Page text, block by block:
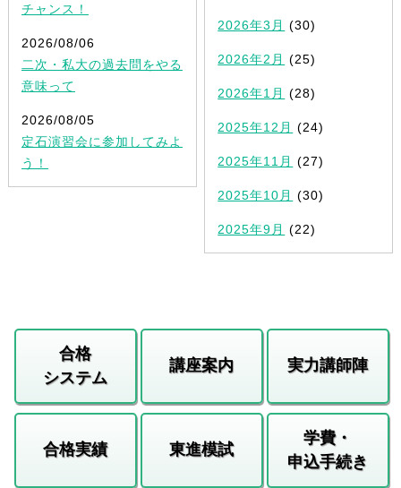
チャンス！
2026/08/06
二次・私大の過去問をやる
意味って
2026/08/05
定石演習会に参加してみよ
う！
2026年3月 (30)
2026年2月 (25)
2026年1月 (28)
2025年12月 (24)
2025年11月 (27)
2025年10月 (30)
2025年9月 (22)
合格
システム
講座案内 実力講師陣
合格実績 東進模試
学費・
申込手続き